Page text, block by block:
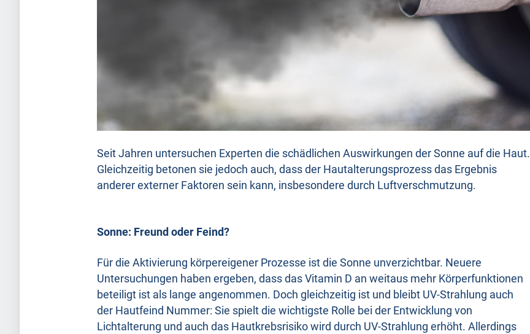
Seit Jahren untersuchen Experten die schädlichen Auswirkungen der Sonne auf die Haut.
Gleichzeitig betonen sie jedoch auch, dass der Hautalterungsprozess das Ergebnis
anderer externer Faktoren sein kann, insbesondere durch Luftverschmutzung.
Sonne: Freund oder Feind?
Für die Aktivierung körpereigener Prozesse ist die Sonne unverzichtbar. Neuere
Untersuchungen haben ergeben, dass das Vitamin D an weitaus mehr Körperfunktionen
beteiligt ist als lange angenommen. Doch gleichzeitig ist und bleibt UV-Strahlung auch
der Hautfeind Nummer: Sie spielt die wichtigste Rolle bei der Entwicklung von
Lichtalterung und auch das Hautkrebsrisiko wird durch UV-Strahlung erhöht. Allerdings